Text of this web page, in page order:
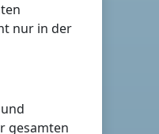
nur in der
gesamten